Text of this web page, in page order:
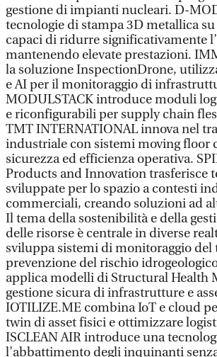
gestione di impianti nucleari. D-
tecnologie di stampa 3D metallica su
capaci di ridurre significativamente
mantenendo elevate prestazioni.
la soluzione InspectionDrone,
e AI per il monitoraggio di
MODULSTACK introduce moduli
e riconfigurabili per supply chain
TMT INTERNATIONAL innova nel
industriale con sistemi moving floor
sicurezza ed efficienza operativa.
Products and Innovation trasferisce
sviluppate per lo spazio a contesti
commerciali, creando soluzioni ad
Il tema della sostenibilità e della
delle risorse è centrale in diverse
sviluppa sistemi di monitoraggio del
prevenzione del rischio
applica modelli di Structural Health
gestione sicura di infrastrutture e
IOTILIZE.ME combina IoT e cloud
twin di asset fisici e ottimizzare
ISCLEAN AIR introduce una
l’abbattimento degli inquinanti